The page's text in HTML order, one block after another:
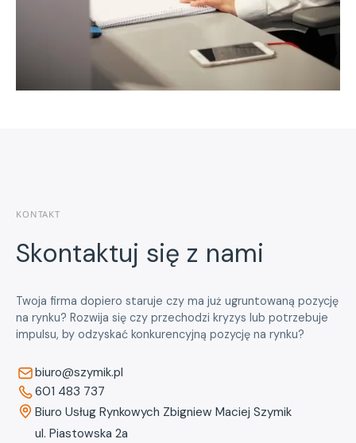
KONTAKT
Skontaktuj się z nami
Twoja firma dopiero staruje czy ma już ugruntowaną pozycję
na rynku? Rozwija się czy przechodzi kryzys lub potrzebuje
impulsu, by odzyskać konkurencyjną pozycję na rynku?
biuro@szymik.pl
601 483 737
Biuro Usług Rynkowych Zbigniew Maciej Szymik
ul. Piastowska 2a